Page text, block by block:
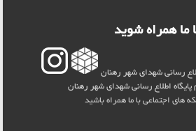
ما همراه شوید
های اجتماعی با ما همراه باشید